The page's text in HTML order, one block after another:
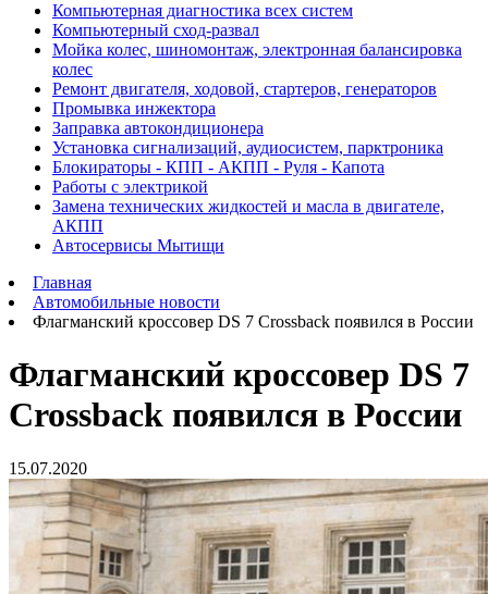
Компьютерная диагностика всех систем
Компьютерный сход-развал
Мойка колес, шиномонтаж, электронная балансировка
колес
Ремонт двигателя, ходовой, стартеров, генераторов
Промывка инжектора
Заправка автокондиционера
Установка сигнализаций, аудиосистем, парктроника
Блокираторы - КПП - АКПП - Руля - Капота
Работы с электрикой
Замена технических жидкостей и масла в двигателе,
АКПП
Автосервисы Мытищи
Главная
Автомобильные новости
Флагманский кроссовер DS 7 Crossback появился в России
Флагманский кроссовер DS 7
Crossback появился в России
15.07.2020